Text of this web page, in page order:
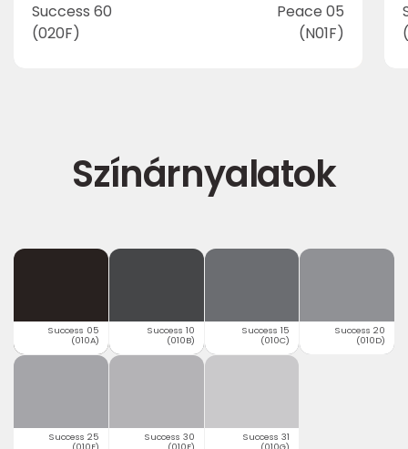
Success 60
(020F)
Peace 05
(N01F)
Színárnyalatok
Success 05
(010A)
Success 10
(010B)
Success 15
(010C)
Success 20
(010D)
Success 25
Success 30
Success 31